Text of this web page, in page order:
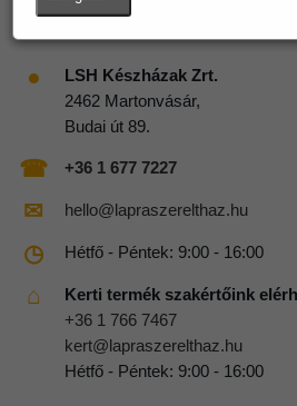
●
LSH Készházak Zrt.
2462 Martonvásár,
Budai út 89.
☎ +36 1 677 7227
✉ hello@lapraszerelthaz.hu
◷ Hétfő - Péntek: 9:00 - 16:00
⌂
Kerti termék szakértőink
+36 1 766 7467
kert@lapraszerelthaz.hu
Hétfő - Péntek: 9:00 - 16:00